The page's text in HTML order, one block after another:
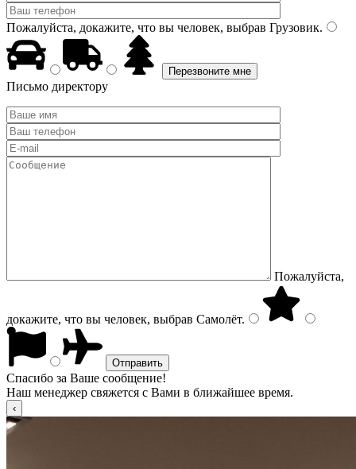
Пожалуйста, докажите, что вы человек, выбрав Грузовик.
Письмо директору
Пожалуйста,
докажите, что вы человек, выбрав Самолёт.
Спасибо за Ваше сообщение!
Наш менеджер свяжется с Вами в ближайшее время.